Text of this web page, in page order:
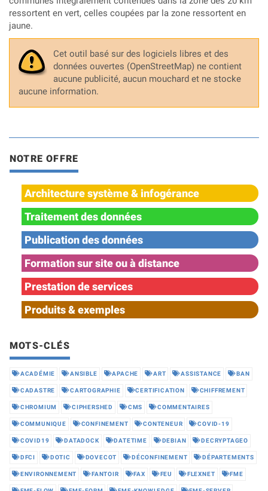
ressortent en vert, celles coupées par la zone ressortent en
jaune.
Cet outil basé sur des logiciels libres et des
données ouvertes (OpenStreetMap) ne contient
aucune publicité, aucun mouchard et ne stocke
aucune information.
NOTRE OFFRE
Architecture système & infogérance
Traitement des données
Publication des données
Formation sur site ou à distance
Prestation de services
Produits & exemples
MOTS-CLÉS
ACADÉMIE ANSIBLE APACHE ART ASSISTANCE BAN
CADASTRE CARTOGRAPHIE CERTIFICATION CHIFFREMENT
CHROMIUM CIPHERSHED CMS COMMENTAIRES
COMMUNIQUE CONFINEMENT CONTENEUR COVID-19
COVID19 DATADOCK DATETIME DEBIAN DECRYPTAGEO
DFCI DOTIC DOVECOT DÉCONFINEMENT DÉPARTEMENTS
ENVIRONNEMENT FANTOIR FAX FEU FLEXNET FME